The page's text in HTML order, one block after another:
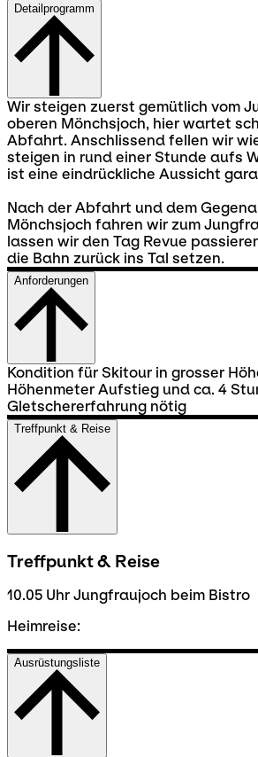
Detailprogramm
Wir steigen zuerst gemütlich vom
oberen Mönchsjoch, hier wartet
Abfahrt. Anschlissend fellen wir
steigen in rund einer Stunde aufs
ist eine eindrückliche Aussicht
Nach der Abfahrt und dem
Mönchsjoch fahren wir zum
lassen wir den Tag Revue
die Bahn zurück ins Tal setzen.
Anforderungen
Kondition für Skitour in grosser
Höhenmeter Aufstieg und ca. 4
Gletschererfahrung nötig
Treffpunkt & Reise
Treffpunkt & Reise
10.05 Uhr Jungfraujoch beim Bistro
Heimreise:
Ausrüstungsliste